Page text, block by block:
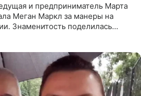
и предприниматель Марта
Меган Маркл за манеры на
Знаменитость поделилась